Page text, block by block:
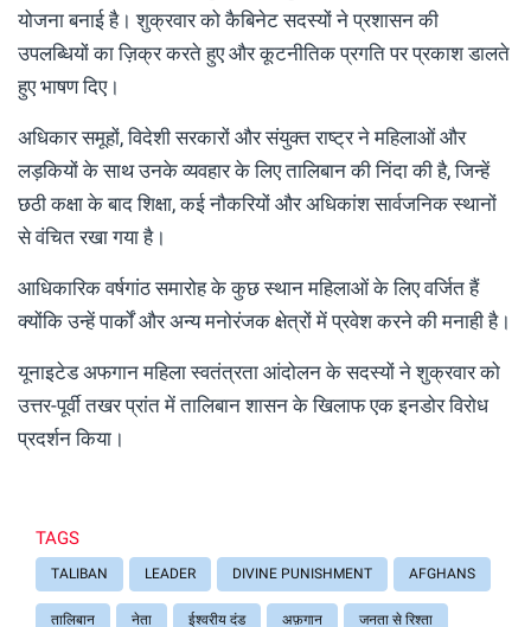
योजना बनाई है। शुक्रवार को कैबिनेट सदस्यों ने प्रशासन की
उपलब्धियों का ज़िक्र करते हुए और कूटनीतिक प्रगति पर प्रकाश डालते
हुए भाषण दिए।
अधिकार समूहों, विदेशी सरकारों और संयुक्त राष्ट्र ने महिलाओं और
लड़कियों के साथ उनके व्यवहार के लिए तालिबान की निंदा की है, जिन्हें
छठी कक्षा के बाद शिक्षा, कई नौकरियों और अधिकांश सार्वजनिक स्थानों
से वंचित रखा गया है।
आधिकारिक वर्षगांठ समारोह के कुछ स्थान महिलाओं के लिए वर्जित हैं
क्योंकि उन्हें पार्कों और अन्य मनोरंजक क्षेत्रों में प्रवेश करने की मनाही है।
यूनाइटेड अफगान महिला स्वतंत्रता आंदोलन के सदस्यों ने शुक्रवार को
उत्तर-पूर्वी तखर प्रांत में तालिबान शासन के खिलाफ एक इनडोर विरोध
प्रदर्शन किया।
TAGS
TALIBAN LEADER DIVINE PUNISHMENT AFGHANS
तालिबान नेता ईश्वरीय दंड अफ़गान जनता से रिश्ता